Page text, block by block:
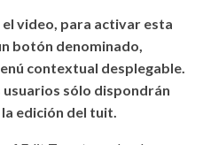
video, para activar esta
botón denominado,
contextual desplegable.
sólo dispondrán
edición del tuit.